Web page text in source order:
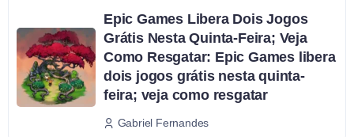
Epic Games Libera Dois Jogos
Grátis Nesta Quinta-Feira; Veja
Como Resgatar: Epic Games libera
dois jogos grátis nesta quinta-
feira; veja como resgatar
Gabriel Fernandes